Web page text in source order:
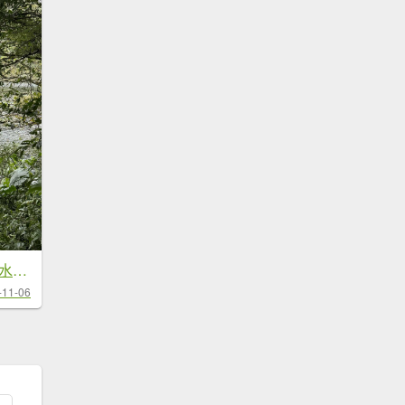
大屯五連峰雨訓(滿水位向天池)
06